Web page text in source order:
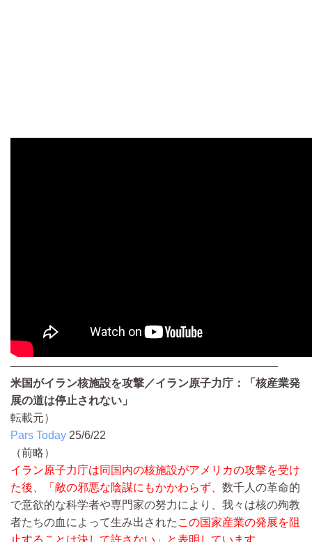
————————————————————————
米国がイラン核施設を攻撃／イラン原子力庁：「核産業発
展の道は停止されない」
転載元）
Pars Today 25/6/22
（前略）
イラン原子力庁は同国内の核施設がアメリカの攻撃を受け
た後、「敵の邪悪な陰謀にもかかわらず、 数千人の革命的
で意欲的な科学者や専門家の努力により、我々は核の殉教
者たちの血によって生み出された この国家産業の発展を阻